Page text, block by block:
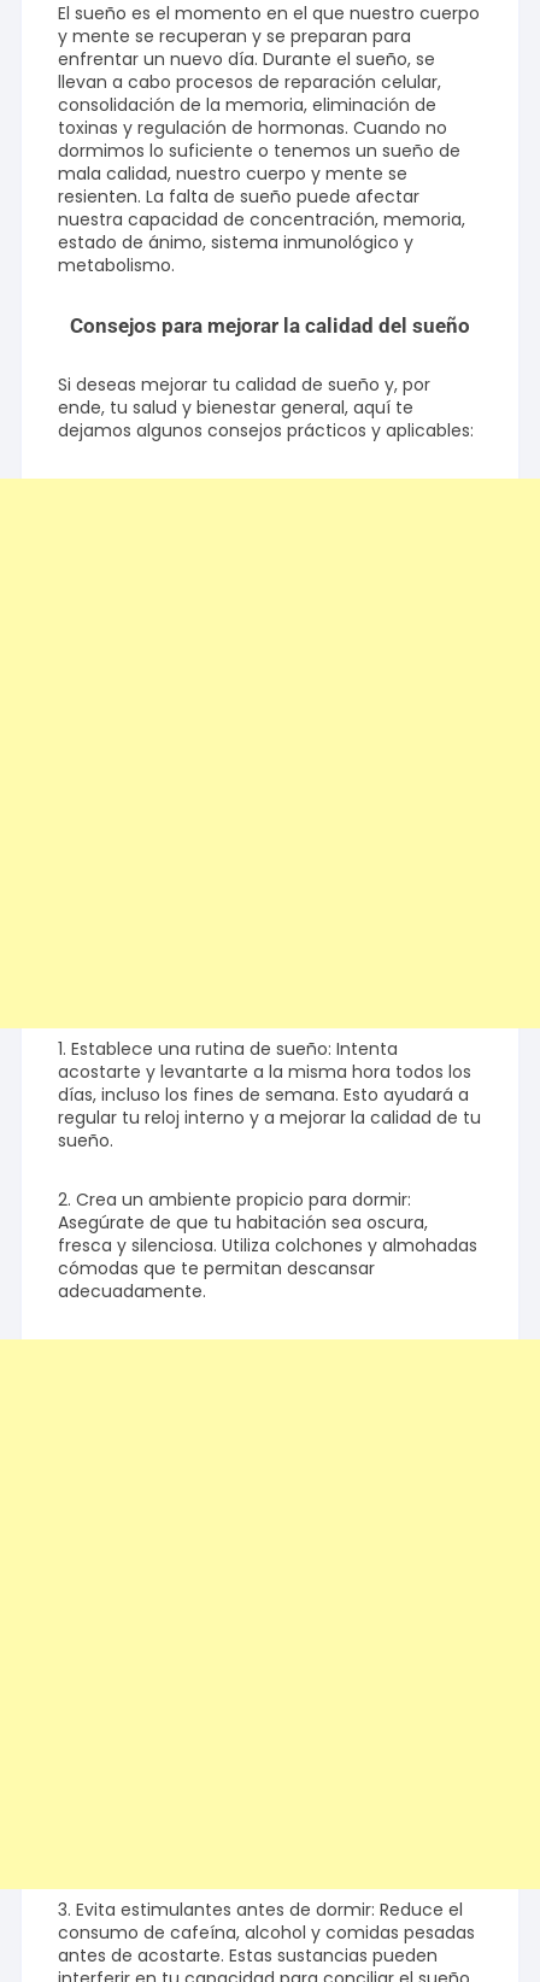
El sueño es el momento en el que nuestro cuerpo
y mente se recuperan y se preparan para
enfrentar un nuevo día. Durante el sueño, se
llevan a cabo procesos de reparación celular,
consolidación de la memoria, eliminación de
toxinas y regulación de hormonas. Cuando no
dormimos lo suficiente o tenemos un sueño de
mala calidad, nuestro cuerpo y mente se
resienten. La falta de sueño puede afectar
nuestra capacidad de concentración, memoria,
estado de ánimo, sistema inmunológico y
metabolismo.
Consejos para mejorar la calidad del sueño
Si deseas mejorar tu calidad de sueño y, por
ende, tu salud y bienestar general, aquí te
dejamos algunos consejos prácticos y aplicables:
1. Establece una rutina de sueño: Intenta
acostarte y levantarte a la misma hora todos los
días, incluso los fines de semana. Esto ayudará a
regular tu reloj interno y a mejorar la calidad de tu
sueño.
2. Crea un ambiente propicio para dormir:
Asegúrate de que tu habitación sea oscura,
fresca y silenciosa. Utiliza colchones y almohadas
cómodas que te permitan descansar
adecuadamente.
3. Evita estimulantes antes de dormir: Reduce el
consumo de cafeína, alcohol y comidas pesadas
antes de acostarte. Estas sustancias pueden